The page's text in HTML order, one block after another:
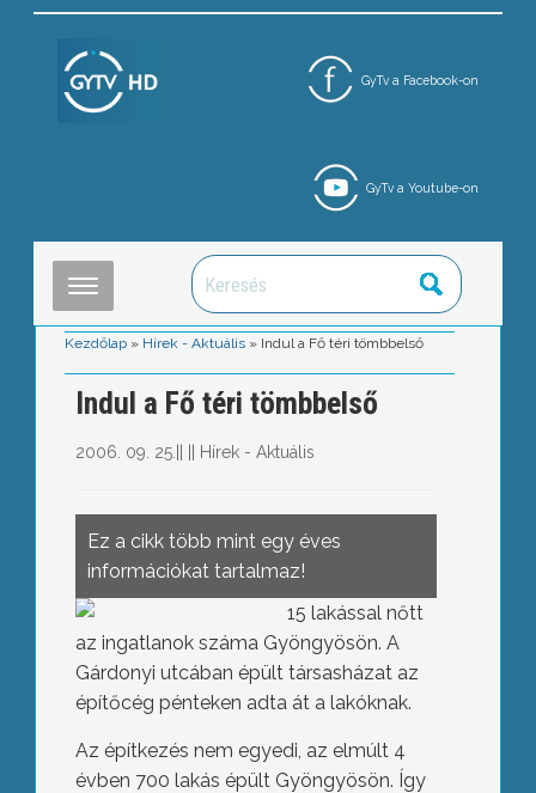
GyTv a Facebook-on
GyTv a Youtube-on
Kezdőlap » Hírek - Aktuális » Indul a Fő téri tömbbelső
Indul a Fő téri tömbbelső
2006. 09. 25. Hírek - Aktuális
Ez a cikk több mint egy éves
információkat tartalmaz!
15 lakással nőtt
az ingatlanok száma Gyöngyösön. A
Gárdonyi utcában épült társasházat az
építőcég pénteken adta át a lakóknak.
Az építkezés nem egyedi, az elmúlt 4
évben 700 lakás épült Gyöngyösön. Így